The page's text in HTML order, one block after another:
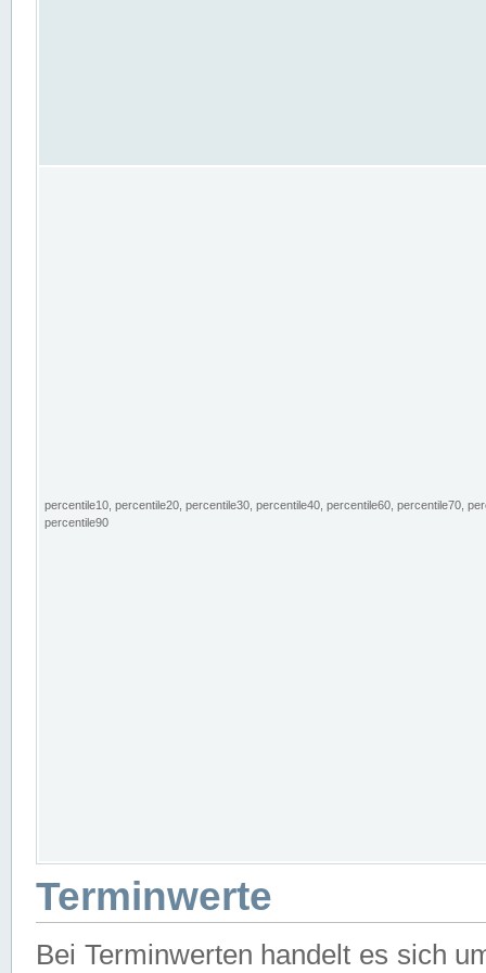
percentile10, percentile20, percentile30, percentile40, percentile60, percentile70,
percentile90
Terminwerte
Bei Terminwerten handelt es sich